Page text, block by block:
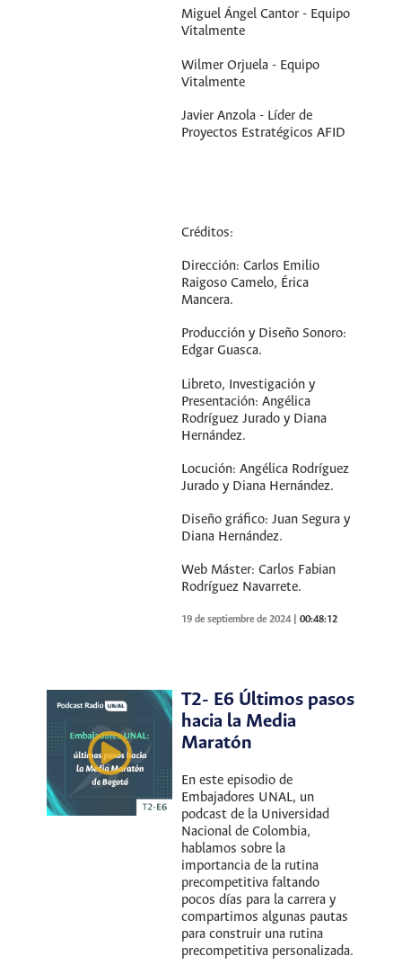
Miguel Ángel Cantor - Equipo
Vitalmente
Wilmer Orjuela - Equipo
Vitalmente
Javier Anzola - Líder de
Proyectos Estratégicos AFID
Créditos:
Dirección: Carlos Emilio
Raigoso Camelo, Érica
Mancera.
Producción y Diseño Sonoro:
Edgar Guasca.
Libreto, Investigación y
Presentación: Angélica
Rodríguez Jurado y Diana
Hernández.
Locución: Angélica Rodríguez
Jurado y Diana Hernández.
Diseño gráfico: Juan Segura y
Diana Hernández.
Web Máster: Carlos Fabian
Rodríguez Navarrete.
19 de septiembre de 2024 |00:48:12
T2- E6 Últimos pasos
hacia la Media
Maratón
En este episodio de
Embajadores UNAL, un
podcast de la Universidad
Nacional de Colombia,
hablamos sobre la
importancia de la rutina
precompetitiva faltando
pocos días para la carrera y
compartimos algunas pautas
para construir una rutina
precompetitiva personalizada.